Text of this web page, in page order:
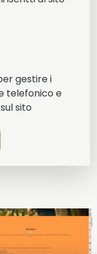
gestire i
telefonico e
sito